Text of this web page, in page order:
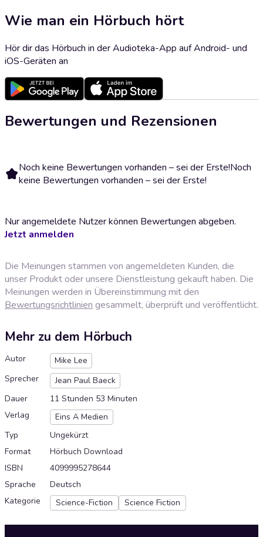
Wie man ein Hörbuch hört
Hör dir das Hörbuch in der Audioteka-App auf Android- und
iOS-Geräten an
Bewertungen und Rezensionen
Noch keine Bewertungen vorhanden – sei der Erste!Noch
keine Bewertungen vorhanden – sei der Erste!
Nur angemeldete Nutzer können Bewertungen abgeben.
Jetzt anmelden
Die Meinungen stammen von angemeldeten Kunden, die
unser Produkt oder unsere Dienstleistung gekauft haben. Die
Meinungen werden in Übereinstimmung mit den
Bewertungsrichtlinien gesammelt, überprüft und veröffentlicht.
Mehr zu dem Hörbuch
Autor
Mike Lee
Sprecher
Jean Paul Baeck
Dauer
11 Stunden 53 Minuten
Verlag
Eins A Medien
Typ
Ungekürzt
Format
Hörbuch Download
ISBN
4099995278644
Sprache
Deutsch
Kategorie
Science-Fiction Science Fiction